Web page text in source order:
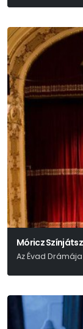
Móricz
Az Évad